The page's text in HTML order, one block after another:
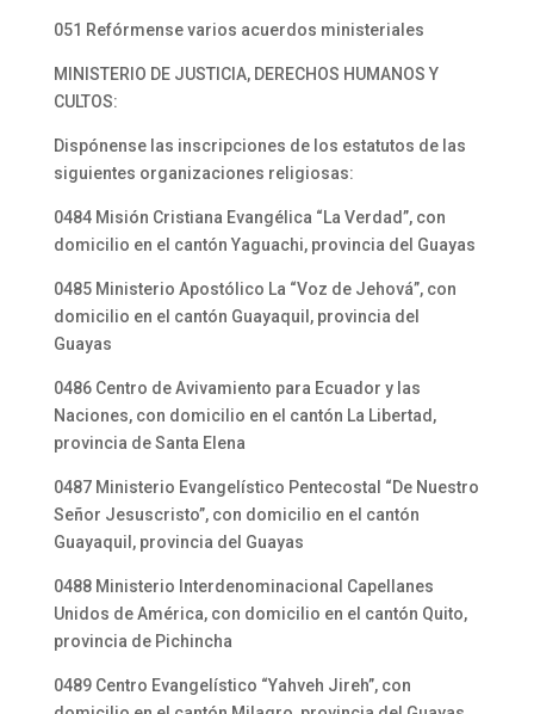
051 Refórmense varios acuerdos ministeriales
MINISTERIO DE JUSTICIA, DERECHOS HUMANOS Y
CULTOS:
Dispónense las inscripciones de los estatutos de las
siguientes organizaciones religiosas:
0484 Misión Cristiana Evangélica “La Verdad”, con
domicilio en el cantón Yaguachi, provincia del Guayas
0485 Ministerio Apostólico La “Voz de Jehová”, con
domicilio en el cantón Guayaquil, provincia del
Guayas
0486 Centro de Avivamiento para Ecuador y las
Naciones, con domicilio en el cantón La Libertad,
provincia de Santa Elena
0487 Ministerio Evangelístico Pentecostal “De Nuestro
Señor Jesuscristo”, con domicilio en el cantón
Guayaquil, provincia del Guayas
0488 Ministerio Interdenominacional Capellanes
Unidos de América, con domicilio en el cantón Quito,
provincia de Pichincha
0489 Centro Evangelístico “Yahveh Jireh”, con